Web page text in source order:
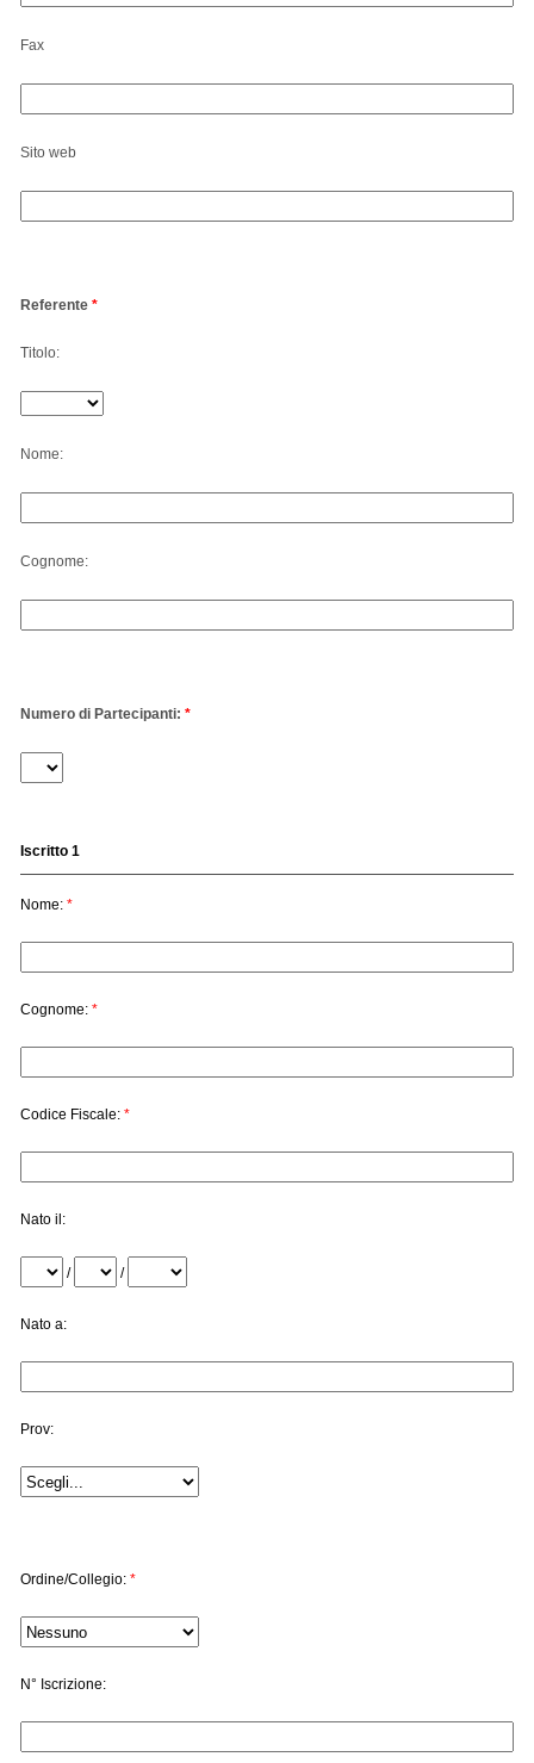
Fax
Sito web
Referente*
Titolo:
Nome:
Cognome:
Numero di Partecipanti:*
Iscritto 1
Nome:*
Cognome:*
Codice Fiscale:*
Nato il:
/ /
Nato a:
Prov:
Ordine/Collegio:*
N° Iscrizione: